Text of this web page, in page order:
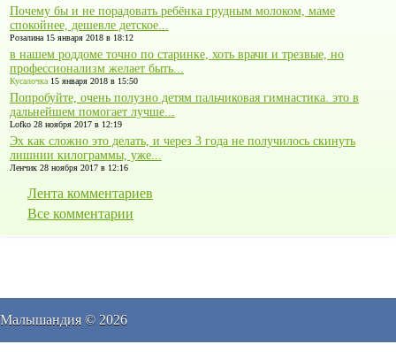
Почему бы и не порадовать ребёнка грудным молоком, маме
спокойнее, дешевле детское...
Розалина 15 января 2018 в 18:12
в нашем роддоме точно по старинке, хоть врачи и трезвые, но
профессионализм желает быть...
Кусалочка 15 января 2018 в 15:50
Попробуйте, очень полузно детям пальчиковая гимнастика. это в
дальнейшем помогает лучше...
Lofko 28 ноября 2017 в 12:19
Эх как сложно это делать, и через 3 года не получилось скинуть
лишнии килограммы, уже...
Ленчик 28 ноября 2017 в 12:16
Лента комментариев
Все комментарии
Малышандия © 2026